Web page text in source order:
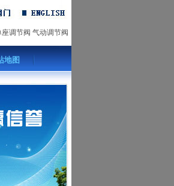
调节阀 气动调节阀
地图